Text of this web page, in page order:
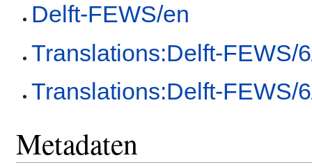
Delft-FEWS/en
Translations:Delft-FEWS/
Translations:Delft-FEWS/
Metadaten